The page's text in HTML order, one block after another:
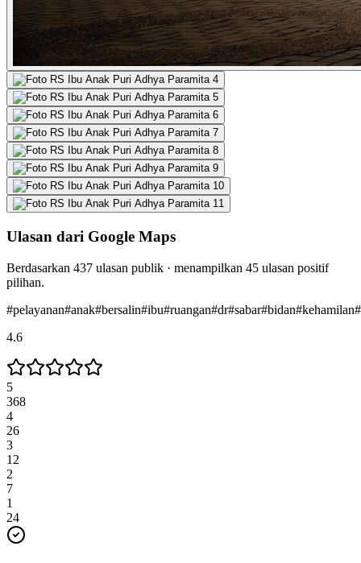
Ulasan dari Google Maps
Berdasarkan 437 ulasan publik · menampilkan 45 ulasan positif
pilihan.
#pelayanan#anak#bersalin#ibu#ruangan#dr#sabar#bidan#kehamilan#
4.6
5
368
4
26
3
12
2
7
1
24